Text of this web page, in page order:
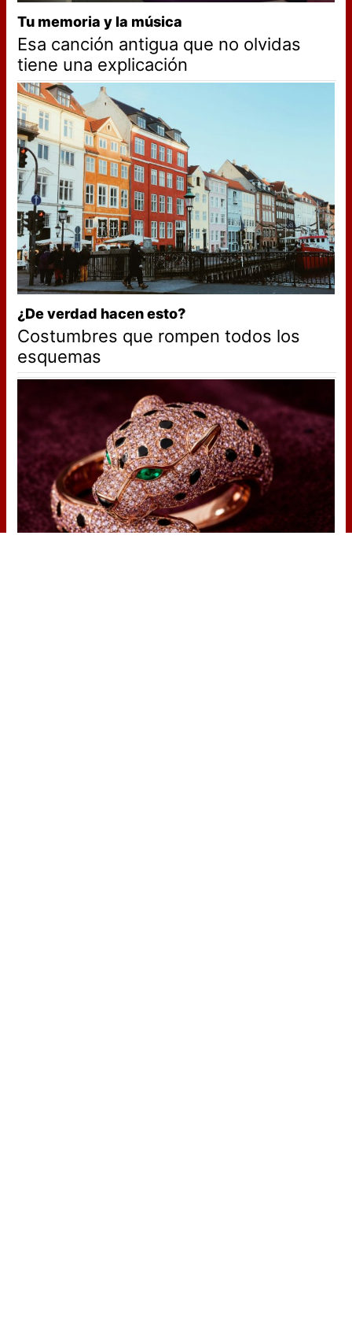
Tu memoria y la música
Esa canción antigua que no olvidas
tiene una explicación
¿De verdad hacen esto?
Costumbres que rompen todos los
esquemas